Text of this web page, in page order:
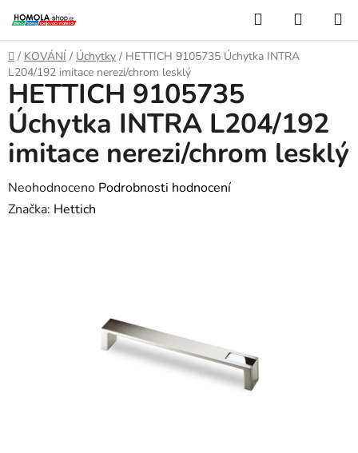
na
obsah
Hledat
KOŠÍK
Domů
/ KOVÁNÍ / Úchytky / HETTICH 9105735 Úchytka INTRA
L204/192 imitace nerezi/chrom lesklý
HETTICH 9105735
Úchytka INTRA L204/192
imitace nerezi/chrom lesklý
Průměrné
hodnocení
Neohodnoceno Podrobnosti hodnocení
Značka: Hettich